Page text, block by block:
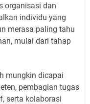
organisasi dan
individu yang
merasa paling tahu
mulai dari tahap
mungkin dicapai
pembagian tugas
serta kolaborasi